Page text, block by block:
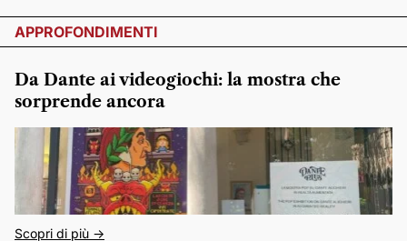
APPROFONDIMENTI
Da Dante ai videogiochi: la mostra che
sorprende ancora
Scopri di più ->